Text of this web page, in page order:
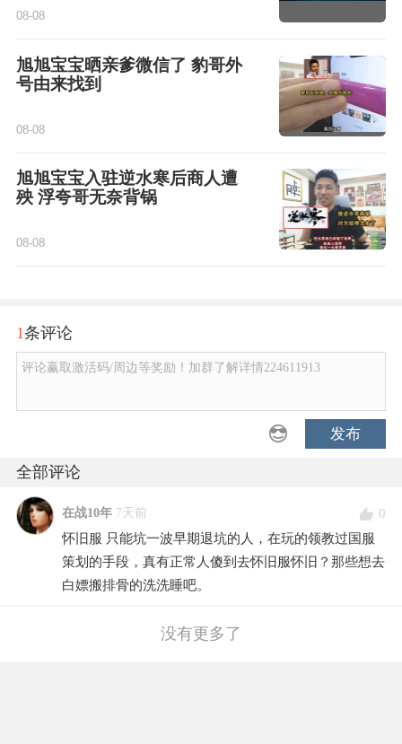
08-08
旭旭宝宝晒亲爹微信了 豹哥外
号由来找到
08-08
旭旭宝宝入驻逆水寒后商人遭
殃 浮夸哥无奈背锅
08-08
1条评论
评论赢取激活码/周边等奖励！加群了解详情224611913
发布
全部评论
在战10年 7天前
0
怀旧服 只能坑一波早期退坑的人，在玩的领教过国服
策划的手段，真有正常人傻到去怀旧服怀旧？那些想去
白嫖搬排骨的洗洗睡吧。
没有更多了